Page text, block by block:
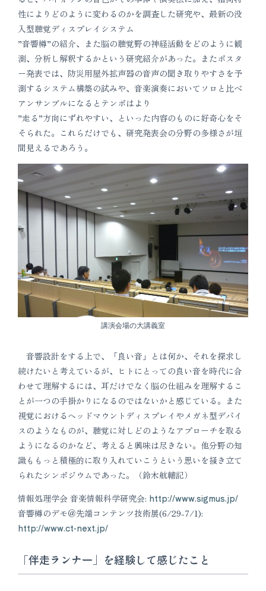
性によりどのように変わるのかを調査した研究や、最新の没
入型聴覚ディスプレイシステム
”音響樽”の紹介、また脳の聴覚野の神経活動をどのように観
測、分析し解釈するかという研究紹介があった。またポスタ
ー発表では、防災用屋外拡声器の音声の聞き取りやすさを予
測するシステム構築の試みや、音楽演奏においてソロと比べ
アンサンブルになるとテンポはより
”走る”方向にずれやすい、といった内容のものに好奇心をそ
そられた。これらだけでも、研究発表会の分野の多様さが垣
間見えるであろう。
講演会場の大講義室
音響設計をする上で、「良い音」とは何か、それを探求し
続けたいと考えているが、ヒトにとっての良い音を時代に合
わせて理解するには、耳だけでなく脳の仕組みを理解するこ
とが一つの手掛かりになるのではないかと感じている。また
視覚におけるヘッドマウントディスプレイやメガネ型デバイ
スのようなものが、聴覚に対しどのようなアプローチを取る
ようになるのかなど、考えると興味は尽きない。他分野の知
識ももっと積極的に取り入れていこうという思いを掻き立て
られたシンポジウムであった。（鈴木航輔記）
情報処理学会 音楽情報科学研究会: http://www.sigmus.jp/
音響樽のデモ＠先端コンテンツ技術展(6/29-7/1):
http://www.ct-next.jp/
「伴走ランナー」を経験して感じたこと